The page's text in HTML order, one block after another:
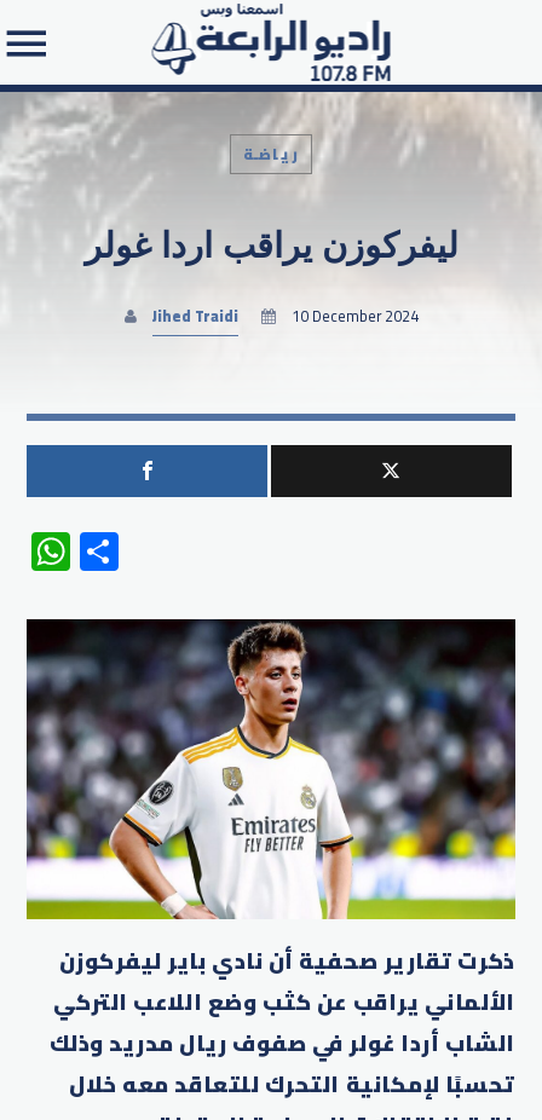
Search in the website:
رياضـة
ليفركوزن يراقب اردا غولر
Jihed Traidi 10 December 2024
WhatsApp
ذكرت تقارير صحفية أن نادي ​باير ليفركوزن
الألماني يراقب عن كثب وضع اللاعب التركي
الشاب أردا غولر في صفوف ​ريال مدريد وذلك
تحسبًا لإمكانية التحرك للتعاقد معه خلال